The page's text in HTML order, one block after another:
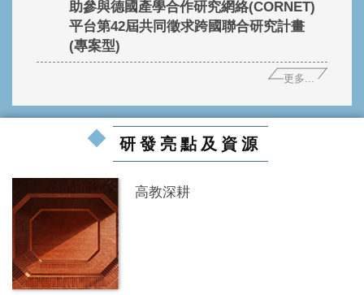
助參與德國產學合作研究網絡(CORNET)
平台第42屆共同徵求跨國聯合研究計畫
(專案型)
更多...
研發亮點及資源
高教深耕